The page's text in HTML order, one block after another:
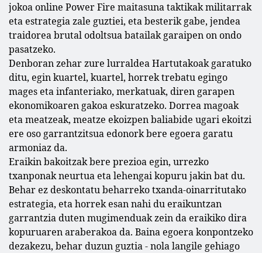
jokoa online Power Fire maitasuna taktikak militarrak
eta estrategia zale guztiei, eta besterik gabe, jendea
traidorea brutal odoltsua batailak garaipen on ondo
pasatzeko.
Denboran zehar zure lurraldea Hartutakoak garatuko
ditu, egin kuartel, kuartel, horrek trebatu egingo
mages eta infanteriako, merkatuak, diren garapen
ekonomikoaren gakoa eskuratzeko. Dorrea magoak
eta meatzeak, meatze ekoizpen baliabide ugari ekoitzi
ere oso garrantzitsua edonork bere egoera garatu
armoniaz da.
Eraikin bakoitzak bere prezioa egin, urrezko
txanponak neurtua eta lehengai kopuru jakin bat du.
Behar ez deskontatu beharreko txanda-oinarritutako
estrategia, eta horrek esan nahi du eraikuntzan
garrantzia duten mugimenduak zein da eraikiko dira
kopuruaren araberakoa da. Baina egoera konpontzeko
dezakezu, behar duzun guztia - nola langile gehiago